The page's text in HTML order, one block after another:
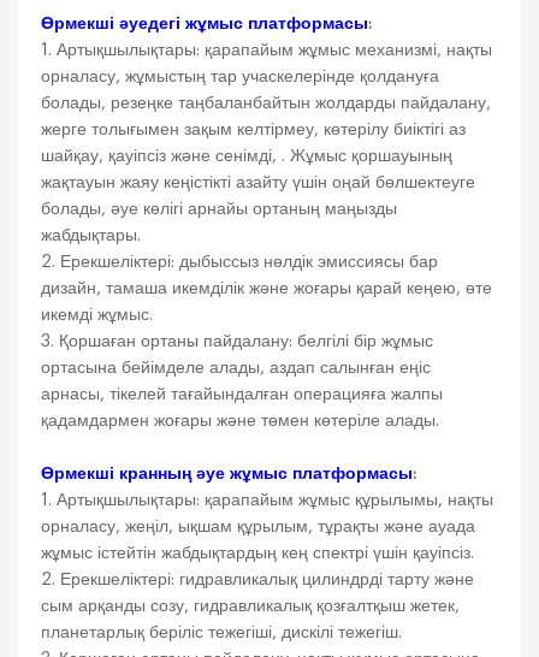
Өрмекші әуедегі жұмыс платформасы:
1. Артықшылықтары: қарапайым жұмыс механизмі, нақты
орналасу, жұмыстың тар учаскелерінде қолдануға
болады, резеңке таңбаланбайтын жолдарды пайдалану,
жерге толығымен зақым келтірмеу, көтерілу биіктігі аз
шайқау, қауіпсіз және сенімді, . Жұмыс қоршауының
жақтауын жаяу кеңістікті азайту үшін оңай бөлшектеуге
болады, әуе көлігі арнайы ортаның маңызды
жабдықтары.
2. Ерекшеліктері: дыбыссыз нөлдік эмиссиясы бар
дизайн, тамаша икемділік және жоғары қарай кеңею, өте
икемді жұмыс.
3. Қоршаған ортаны пайдалану: белгілі бір жұмыс
ортасына бейімделе алады, аздап салынған еңіс
арнасы, тікелей тағайындалған операцияға жалпы
қадамдармен жоғары және төмен көтеріле алады.
Өрмекші кранның әуе жұмыс платформасы:
1. Артықшылықтары: қарапайым жұмыс құрылымы, нақты
орналасу, жеңіл, ықшам құрылым, тұрақты және ауада
жұмыс істейтін жабдықтардың кең спектрі үшін қауіпсіз.
2. Ерекшеліктері: гидравликалық цилиндрді тарту және
сым арқанды созу, гидравликалық қозғалтқыш жетек,
планетарлық беріліс тежегіші, дискілі тежегіш.